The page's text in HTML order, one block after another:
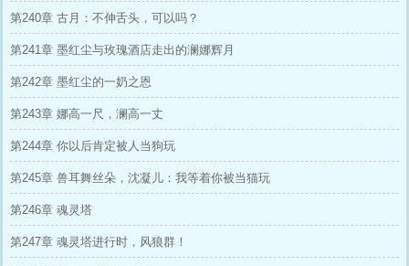
第240章 古月：不伸舌头，可以吗？
第241章 墨红尘与玫瑰酒店走出的澜娜辉月
第242章 墨红尘的一奶之恩
第243章 娜高一尺，澜高一丈
第244章 你以后肯定被人当狗玩
第245章 兽耳舞丝朵，沈凝儿：我等着你被当猫玩
第246章 魂灵塔
第247章 魂灵塔进行时，风狼群！